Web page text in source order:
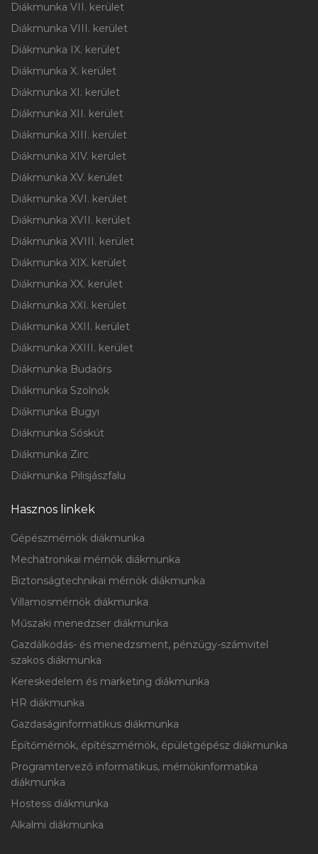
Diákmunka VII. kerület
Diákmunka VIII. kerület
Diákmunka IX. kerület
Diákmunka X. kerület
Diákmunka XI. kerület
Diákmunka XII. kerület
Diákmunka XIII. kerület
Diákmunka XIV. kerület
Diákmunka XV. kerület
Diákmunka XVI. kerület
Diákmunka XVII. kerület
Diákmunka XVIII. kerület
Diákmunka XIX. kerület
Diákmunka XX. kerület
Diákmunka XXI. kerület
Diákmunka XXII. kerület
Diákmunka XXIII. kerület
Diákmunka Budaörs
Diákmunka Szolnok
Diákmunka Bugyi
Diákmunka Sóskút
Diákmunka Zirc
Diákmunka Pilisjászfalu
Hasznos linkek
Gépészmérnök diákmunka
Mechatronikai mérnök diákmunka
Biztonságtechnikai mérnök diákmunka
Villamosmérnök diákmunka
Műszaki menedzser diákmunka
Gazdálkodás- és menedzsment, pénzügy-számvitel
szakos diákmunka
Kereskedelem és marketing diákmunka
HR diákmunka
Gazdaságinformatikus diákmunka
Építőmérnök, építészmérnök, épületgépész diákmunka
Programtervező informatikus, mérnökinformatika
diákmunka
Hostess diákmunka
Alkalmi diákmunka